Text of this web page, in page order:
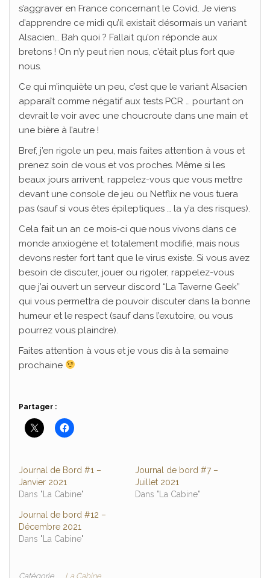
s’aggraver en France concernant le Covid. Je viens
d’apprendre ce midi qu’il existait désormais un variant
Alsacien… Bah quoi ? Fallait qu’on réponde aux
bretons ! On n’y peut rien nous, c’était plus fort que
nous.
Ce qui m’inquiète un peu, c’est que le variant Alsacien
apparaît comme négatif aux tests PCR … pourtant on
devrait le voir avec une choucroute dans une main et
une bière à l’autre !
Bref, j’en rigole un peu, mais faites attention à vous et
prenez soin de vous et vos proches. Même si les
beaux jours arrivent, rappelez-vous que vous mettre
devant une console de jeu ou Netflix ne vous tuera
pas (sauf si vous êtes épileptiques … la y’a des risques).
Cela fait un an ce mois-ci que nous vivons dans ce
monde anxiogène et totalement modifié, mais nous
devons rester fort tant que le virus existe. Si vous avez
besoin de discuter, jouer ou rigoler, rappelez-vous
que j’ai ouvert un serveur discord “La Taverne Geek”
qui vous permettra de pouvoir discuter dans la bonne
humeur et le respect (sauf dans l’exutoire, ou vous
pourrez vous plaindre).
Faites attention à vous et je vous dis à la semaine
prochaine
Partager :
Journal de Bord #1 –
Janvier 2021
Dans "La Cabine"
Journal de bord #7 –
Juillet 2021
Dans "La Cabine"
Journal de bord #12 –
Décembre 2021
Dans "La Cabine"
Catégorie La Cabine